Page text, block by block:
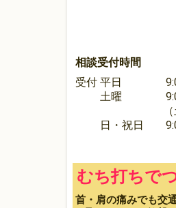
相談受付時間
受付 平日 9:00
土曜 9:00～
（土曜日は
日・祝日 9:00
むち打ちで
首・肩の痛みでも交